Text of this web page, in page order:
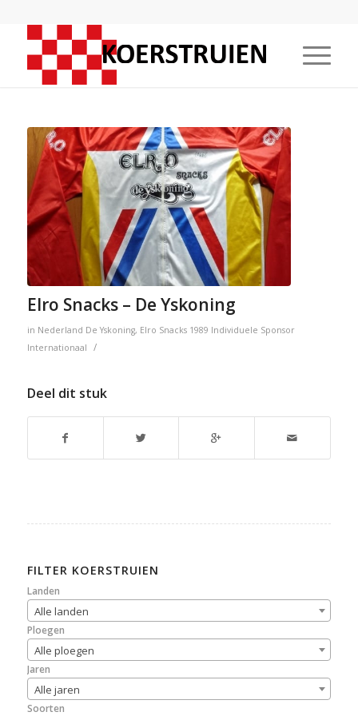
Elro Snacks – De Yskoning
in Nederland De Yskoning, Elro Snacks 1989 Individuele Sponsor
Internationaal
/
Deel dit stuk
FILTER KOERSTRUIEN
Landen
Alle landen
Ploegen
Alle ploegen
Jaren
Alle jaren
Soorten